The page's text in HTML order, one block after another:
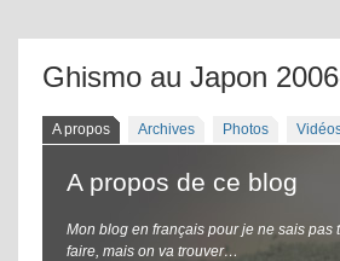
Ghismo au Japon
A propos Archives Photos
A propos de ce blog
Mon blog en français pour je ne sais pas
faire, mais on va trouver…